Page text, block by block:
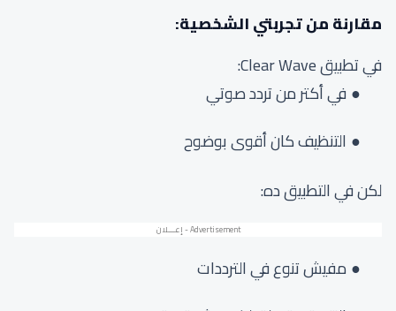
مقارنة من تجربتي الشخصية:
في تطبيق Clear Wave:
في أكتر من تردد صوتي
التنظيف كان أقوى بوضوح
لكن في التطبيق ده:
مفيش تنوع في الترددات